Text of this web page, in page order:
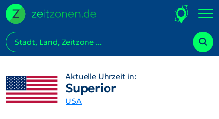
Aktuelle Uhrzeit in:
Superior
USA